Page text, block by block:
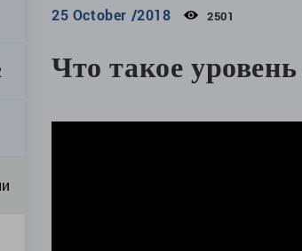
25 October /2018 2501
Что такое